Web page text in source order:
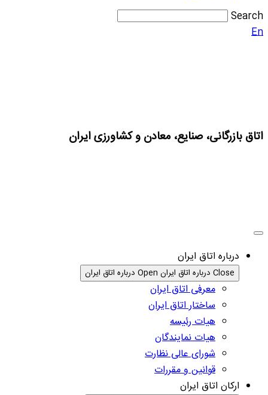
Search
En
اتاق بازرگانی، صنایع، معادن و کشاورزی ایران
درباره اتاق ایران
Close درباره اتاق ایران Open درباره اتاق ایران
معرفی اتاق ایران
ساختار اتاق ایران
هیات رئیسه
هیات نمایندگان
شورای عالی نظارت
قوانین و مقررات
ارکان اتاق ایران